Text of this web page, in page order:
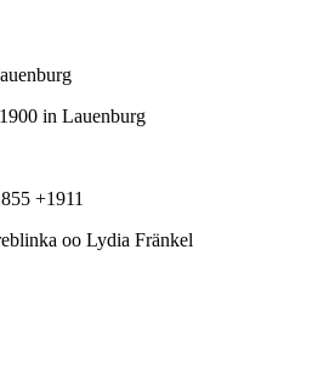
in Lauenburg
+1911
oo Lydia Fränkel